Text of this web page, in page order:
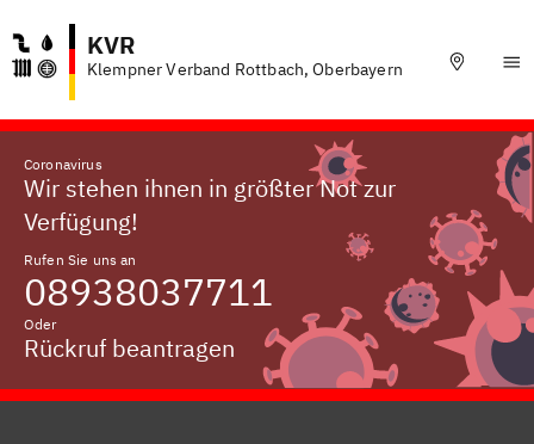
KVR
Klempner Verband Rottbach, Oberbayern
Coronavirus
Wir stehen ihnen in größter Not zur
Verfügung!
Rufen Sie uns an
08938037711
Oder
Rückruf beantragen